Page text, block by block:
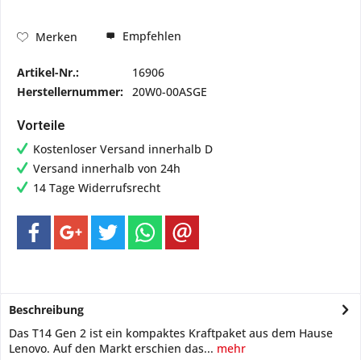
Merken Empfehlen
Artikel-Nr.:
16906
Herstellernummer: 20W0-00ASGE
Vorteile
Kostenloser Versand innerhalb D
Versand innerhalb von 24h
14 Tage Widerrufsrecht
Beschreibung
Das T14 Gen 2 ist ein kompaktes Kraftpaket aus dem Hause
Lenovo. Auf den Markt erschien das... mehr